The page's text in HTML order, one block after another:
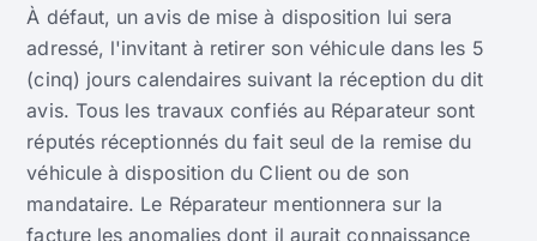
À défaut, un avis de mise à disposition lui sera
adressé, l'invitant à retirer son véhicule dans les 5
(cinq) jours calendaires suivant la réception du dit
avis. Tous les travaux confiés au Réparateur sont
réputés réceptionnés du fait seul de la remise du
véhicule à disposition du Client ou de son
mandataire. Le Réparateur mentionnera sur la
facture les anomalies dont il aurait connaissance